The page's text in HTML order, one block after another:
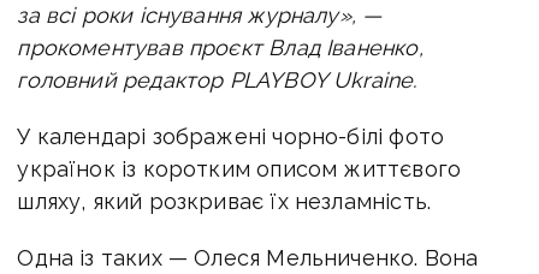
за всі роки існування журналу», —
прокоментував проєкт Влад Іваненко,
головний редактор PLAYBOY Ukraine.
У календарі зображені чорно-білі фото
українок із коротким описом життєвого
шляху, який розкриває їх незламність.
Одна із таких — Олеся Мельниченко. Вона